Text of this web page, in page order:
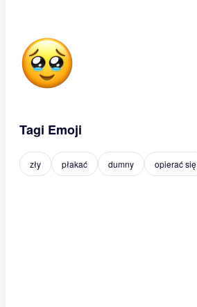
Tagi Emoji
zły płakać dumny opierać się